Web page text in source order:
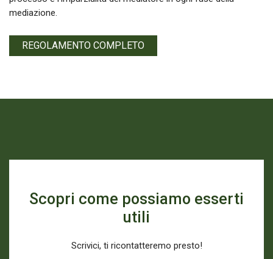
mediazione.
REGOLAMENTO COMPLETO
Scopri come possiamo esserti
utili
Scrivici, ti ricontatteremo presto!